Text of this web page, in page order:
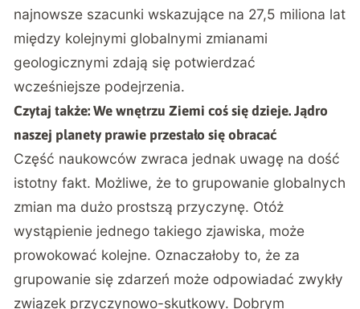
najnowsze szacunki wskazujące na 27,5 miliona lat
między kolejnymi globalnymi zmianami
geologicznymi zdają się potwierdzać
wcześniejsze podejrzenia.
Czytaj także:We wnętrzu Ziemi coś się dzieje. Jądro
naszej planety prawie przestało się obracać
Część naukowców zwraca jednak uwagę na dość
istotny fakt. Możliwe, że to grupowanie globalnych
zmian ma dużo prostszą przyczynę. Otóż
wystąpienie jednego takiego zjawiska, może
prowokować kolejne. Oznaczałoby to, że za
grupowanie się zdarzeń może odpowiadać zwykły
związek przyczynowo-skutkowy. Dobrym